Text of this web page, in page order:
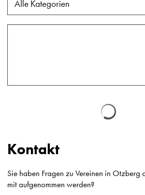
Kontakt
Sie haben Fragen zu Vereinen in Otzberg
mit aufgenommen werden?